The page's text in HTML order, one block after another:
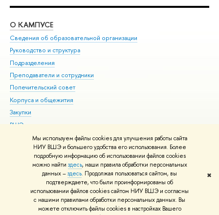
Мы используем файлы cookies для улучшения работы сайта
НИУ ВШЭ и большего удобства его использования. Более
подробную информацию об использовании файлов cookies
можно найти здесь, наши правила обработки персональных
данных –здесь. Продолжая пользоваться сайтом, вы
подтверждаете, что были проинформированы об
использовании файлов cookies сайтом НИУ ВШЭ и согласны
с нашими правилами обработки персональных данных. Вы
можете отключить файлы cookies в настройках Вашего
✖
О КАМПУСЕ
Сведения об образовательной организации
Руководство и структура
Подразделения
Преподаватели и сотрудники
Попечительский совет
Корпуса и общежития
Закупки
ВШЭ для студентов с ограниченными возможностями
здоровья и инвалидностью
Версия для слабовидящих
Единая платежная страница
© НИУ ВШЭ 1993–2026 Адреса и контакты Условия использования
материалов Политика конфиденциальности Карта сайта
Шрифты HSE Sans и HSE Slab разработаны вШколе дизайна НИУ ВШЭ